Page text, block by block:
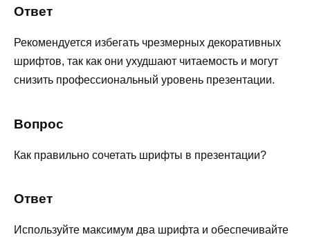
Ответ
Рекомендуется избегать чрезмерных декоративных
шрифтов, так как они ухудшают читаемость и могут
снизить профессиональный уровень презентации.
Вопрос
Как правильно сочетать шрифты в презентации?
Ответ
Используйте максимум два шрифта и обеспечивайте